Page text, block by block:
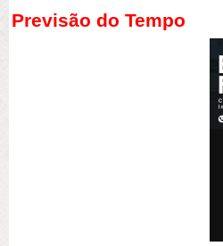
Previsão do Tempo